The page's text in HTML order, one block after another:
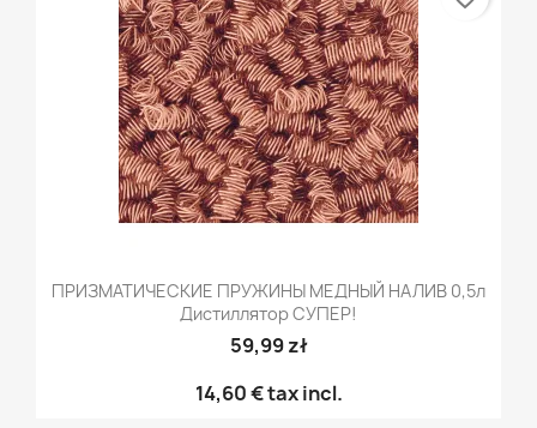
ПРИЗМАТИЧЕСКИЕ ПРУЖИНЫ МЕДНЫЙ НАЛИВ 0,5л
Дистиллятор СУПЕР!
59,99 zł
14,60 €tax incl.